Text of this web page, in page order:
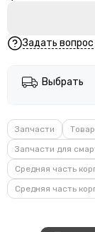
Задать вопрос
Выбрать
Запчасти
Запчасти для
Средняя часть
Средняя часть